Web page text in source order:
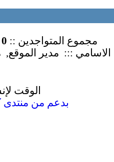
مجموع المتواجدين :: 0
الاسامي ::: مدير الموقع,
الوقت لإنشاء
بدعم من منتدى